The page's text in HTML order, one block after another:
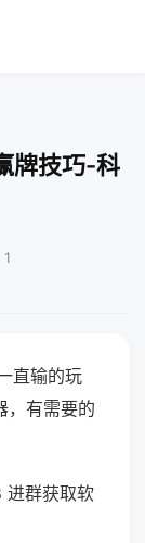
牌技巧-科
直输的玩
，有需要的
群获取软